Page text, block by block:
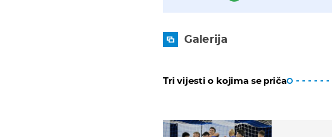
Galerija
Tri vijesti o kojima se priča